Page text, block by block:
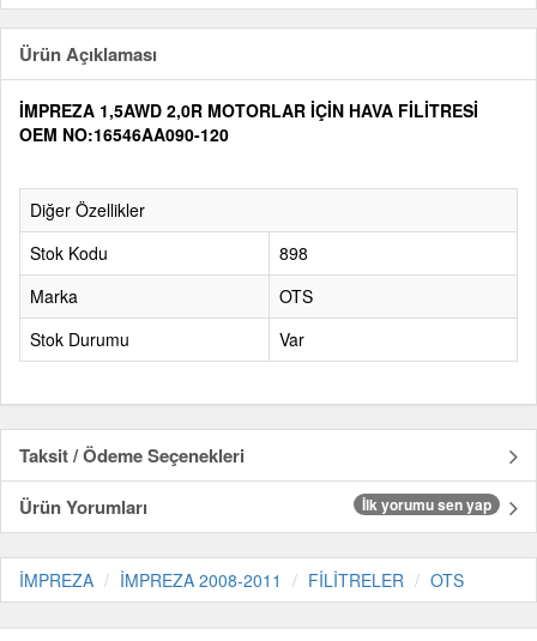
Ürün Açıklaması
İMPREZA 1,5AWD 2,0R MOTORLAR İÇİN HAVA FİLİTRESİ
OEM NO:16546AA090-120
Diğer Özellikler
Stok Kodu
898
Marka
OTS
Stok Durumu
Var
Taksit / Ödeme Seçenekleri
Ürün Yorumları
İlk yorumu sen yap
İMPREZA İMPREZA 2008-2011 FİLİTRELER OTS